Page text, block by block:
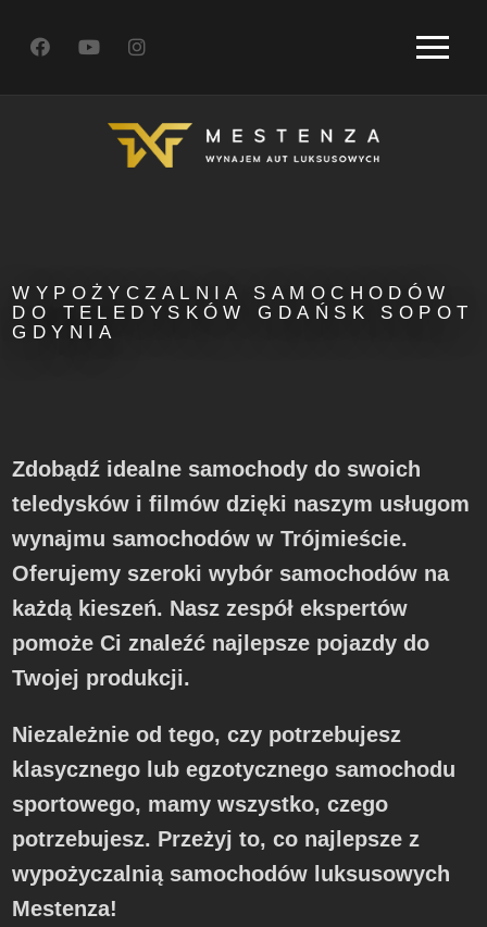
WYPOŻYCZALNIA SAMOCHODÓW
DO TELEDYSKÓW GDAŃSK SOPOT
GDYNIA
Zdobądź idealne samochody do swoich
teledysków i filmów dzięki naszym usługom
wynajmu samochodów w Trójmieście.
Oferujemy szeroki wybór samochodów na
każdą kieszeń. Nasz zespół ekspertów
pomoże Ci znaleźć najlepsze pojazdy do
Twojej produkcji.
Niezależnie od tego, czy potrzebujesz
klasycznego lub egzotycznego samochodu
sportowego, mamy wszystko, czego
potrzebujesz. Przeżyj to, co najlepsze z
wypożyczalnią samochodów luksusowych
Mestenza!